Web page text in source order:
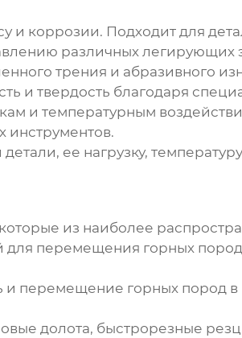
и коррозии. Подходит для
различных легирующих
трения и абразивного
и твердость благодаря
и температурным
инструментов.
ее нагрузку,
из наиболее
перемещения горных
перемещение горных пород
долота, быстрорезные